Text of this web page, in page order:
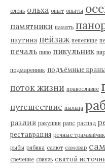
олень ольха опыт опыты
памятники память
паутина пейзаж пепелище
печаль пиво пикульник
подмаренник подъёмные
поток жизни православие
путешествие пыльца
разлив ракушки рапс распад
реставрация речные
рыбы рябина салют самовар
свечение свиязь святой